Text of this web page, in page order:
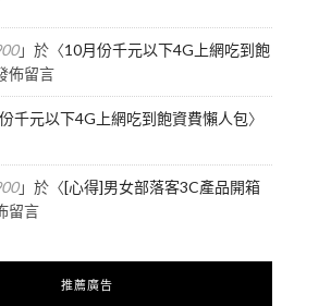
」於〈10月份千元以下4G上網吃到飽
佈留言
千元以下4G上網吃到飽資費懶人包〉
」於〈[心得]男女部落客3C產品開箱
留言
推薦廣告